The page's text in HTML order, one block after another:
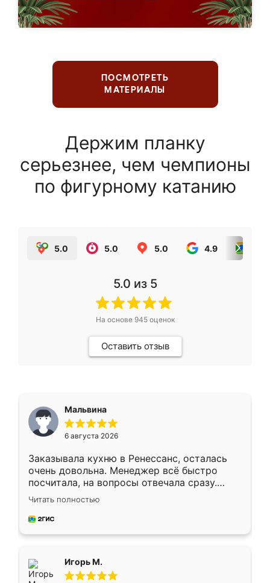
ПОСМОТРЕТЬ
МАТЕРИАЛЫ
Держим планку
серьезнее, чем чемпионы
по фигурному катанию
5.0 5.0 5.0 4.9
5.0 из 5
На основе 945оценок
Оставить отзыв
Мальвина
6 августа 2026
Заказывала кухню в Ренессанс, осталась
очень довольна. Менеджер всё быстро
посчитала, на вопросы отвечала сразу.
Замерщик приехал в субботу, подошёл к
делу со всей ответственностью. Собрали
за день, ребята работали аккуратно, даже
Читать полностью
Игорь М.